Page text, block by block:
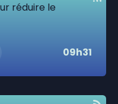
réduire le
09h31